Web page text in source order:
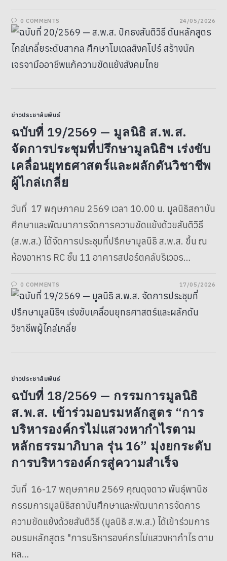
0 COMMENTS 24/05/2026
ข่าวประชาสัมพันธ์
ฉบับที่ 19/2569 — มูลนิธิ ส.พ.ส.
จัดการประชุมที่ปรึกษามูลนิธิฯ เร่งขับ
เคลื่อนยุทธศาสตร์และผลักดันวิชาชีพ
ผู้ไกล่เกลี่ย
วันที่ 17 พฤษภาคม 2569 เวลา 10.00 น. มูลนิธิสถาบัน
ศึกษาและพัฒนาการจัดการความขัดแย้งด้วยสันติวิธี
(ส.พ.ส.) ได้จัดการประชุมที่ปรึกษามูลนิธิ ส.พ.ส. ขึ้น ณ
ห้องอาหาร RC ชั้น 11 อาคารสปอร์ตคลับริเวอร…
0 COMMENTS 17/05/2026
ข่าวประชาสัมพันธ์
ฉบับที่ 18/2569 — กรรมการมูลนิธิ
ส.พ.ส. เข้าร่วมอบรมหลักสูตร “การ
บริหารองค์กรไม่แสวงหากำไรตาม
หลักธรรมาภิบาล รุ่น 16” มุ่งยกระดับ
การบริหารองค์กรสู่ความสำเร็จ
วันที่ 16-17 พฤษภาคม 2569 คุณดุจดาว พันธุ์พานิช
กรรมการมูลนิธิสถาบันศึกษาและพัฒนาการจัดการ
ความขัดแย้งด้วยสันติวิธี (มูลนิธิ ส.พ.ส.) ได้เข้าร่วมการ
อบรมหลักสูตร "การบริหารองค์กรไม่แสวงหากำไร ตาม
หล…